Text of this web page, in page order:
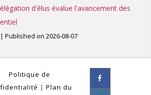
d'élus évalue l'avancement des
Published on 2026-08-07
Politique de
| Plan du